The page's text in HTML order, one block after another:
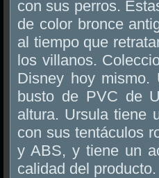
con sus perros.
de color bronce
al tiempo que
los villanos.
Disney hoy
busto de PVC de
altura. Ursula tiene
con sus tentáculos
y ABS, y tiene un
calidad del producto.